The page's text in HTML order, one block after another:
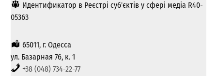
Идентификатор в Реєстрі суб'єктів у сфері медіа R40-
05363
65011, г. Одесса
ул. Базарная 76, к. 1
+38 (048) 734-22-77